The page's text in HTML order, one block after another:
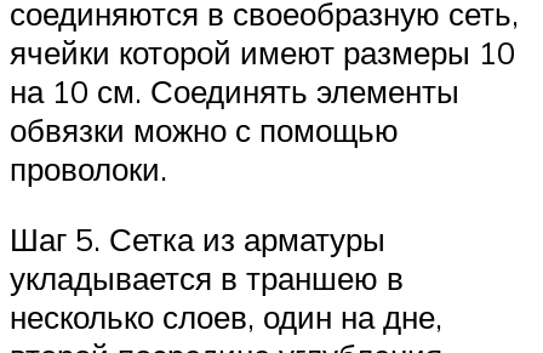
соединяются в своеобразную сеть,
ячейки которой имеют размеры 10
на 10 см. Соединять элементы
обвязки можно с помощью
проволоки.
Шаг 5. Сетка из арматуры
укладывается в траншею в
несколько слоев, один на дне,